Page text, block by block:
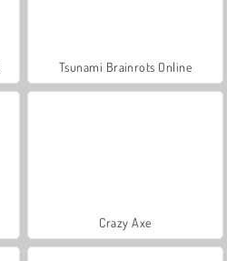
Tsunami Brainrots Online
Crazy Axe